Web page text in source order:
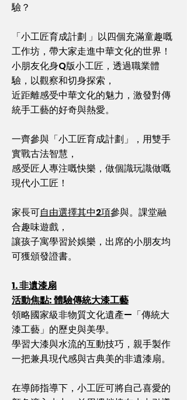
驗？
「小工匠育成計劃 」以四個充滿童趣嘅
工作坊，帶大家走進中華文化的世界！
小朋友化身Q版小工匠，透過職業體
驗，以觀察和切身探索，
近距離感受中華文化的魅力，激發對傳
統手工藝的好奇與熱愛。
一齊參與「小工匠育成計劃」， 用雙手
實戰古法智慧，
感受匠人專注嘅快樂， 做個識玩識做嘅
現代小工匠！
家長可自由選擇其中2項參與。課堂融
合趣味遊戲，
讓孩子寓學習於娛樂，出席的小朋友均
可獲頒發證書。
1. 非遺漆扇
活動焦點: 體驗傳統大漆工藝
領略國家級非物質文化遺產—「傳統大
漆工藝」的歷史與美學。
學習大漆與水流的互動技巧，親手製作
一把兼具現代感與古典美的非遺漆扇。
在導師指導下， 小工匠可將自己喜愛的